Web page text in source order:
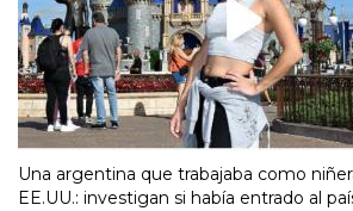
Una argentina que trabajaba como
EE.UU.: investigan si había entrado al